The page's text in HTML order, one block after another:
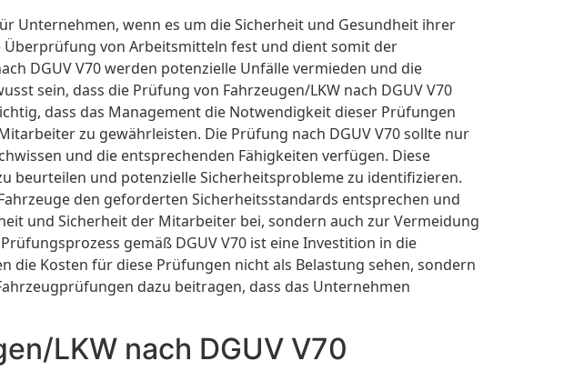
Unternehmen, wenn es um die Sicherheit und Gesundheit ihrer
von Arbeitsmitteln fest und dient somit der
DGUV V70 werden potenzielle Unfälle vermieden und die
sein, dass die Prüfung von Fahrzeugen/LKW nach DGUV V70
dass das Management die Notwendigkeit dieser Prüfungen
zu gewährleisten. Die Prüfung nach DGUV V70 sollte nur
und die entsprechenden Fähigkeiten verfügen. Diese
beurteilen und potenzielle Sicherheitsprobleme zu identifizieren.
den geforderten Sicherheitsstandards entsprechen und
und Sicherheit der Mitarbeiter bei, sondern auch zur Vermeidung
gemäß DGUV V70 ist eine Investition in die
die Kosten für diese Prüfungen nicht als Belastung sehen, sondern
dazu beitragen, dass das Unternehmen
LKW nach DGUV V70